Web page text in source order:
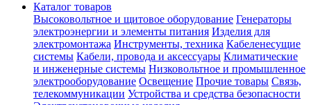
Каталог товаров
Высоковольтное и щитовое оборудование Генераторы
электроэнергии и элементы питания Изделия для
электромонтажа Инструменты, техника Кабеленесущие
системы Кабели, провода и аксессуары Климатические
и инженерные системы Низковольтное и промышленное
электрооборудование Освещение Прочие товары Связь,
телекоммуникации Устройства и средства безопасности